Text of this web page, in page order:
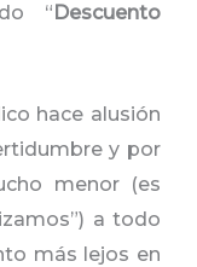
“ Descuento
hace alusión
y por
menor (es
a todo
más lejos en